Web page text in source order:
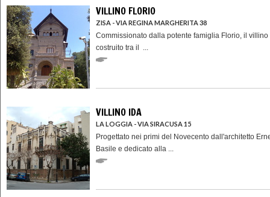
VILLINO FLORIO
ZISA - VIA REGINA MARGHERITA 38
Commissionato dalla potente famiglia Florio, il villino
costruito tra il ...
VILLINO IDA
LA LOGGIA - VIA SIRACUSA 15
Progettato nei primi del Novecento dall'architetto
Basile e dedicato alla ...